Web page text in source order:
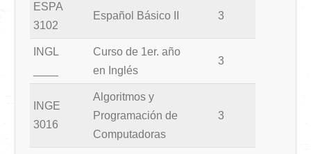
ESPA
3102
Español Básico II 3
INGL
Curso de 1er. año
en Inglés
3
INGE
3016
Algoritmos y
Programación de
Computadoras
3